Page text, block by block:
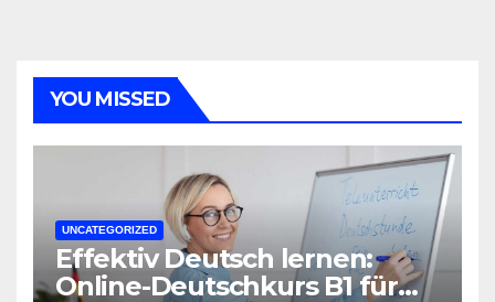
YOU MISSED
UNCATEGORIZED
Effektiv Deutsch lernen:
Online-Deutschkurs B1 für